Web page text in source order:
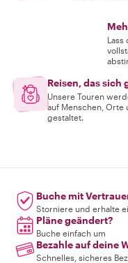
Lass
Reisen, das sich
Unsere Touren
auf Menschen, Orte
gestaltet.
Buche mit
Storniere und erhalte
Pläne geändert?
Buche einfach um
Bezahle auf deine
Schnelles, sicheres